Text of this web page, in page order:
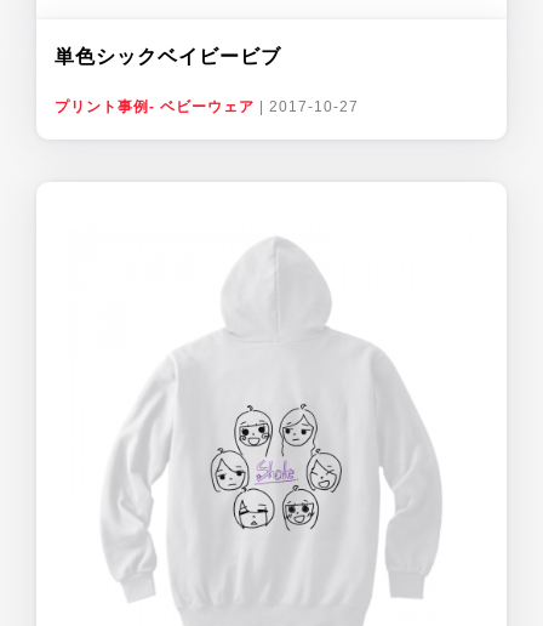
単色シックベイビービブ
プリント事例- ベビーウェア 2017-10-27